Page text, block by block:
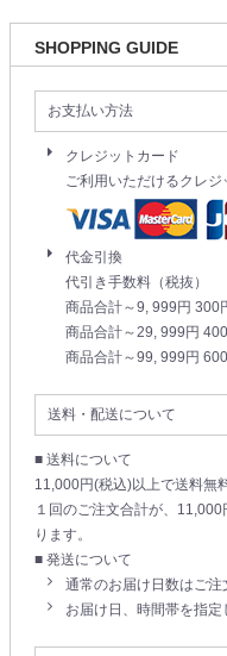
SHOPPING GUIDE
お支払い方法
クレジットカード
ご利用いただけるクレジ
代金引換
代引き手数料（税抜）
商品合計～9, 999円 300
商品合計～29, 999円
商品合計～99, 999円
送料・配送について
■ 送料について
11,000円(税込)以上で送料無
１回のご注文合計が、
ります。
■ 発送について
通常のお届け日数はご注
お届け日、時間帯を指定